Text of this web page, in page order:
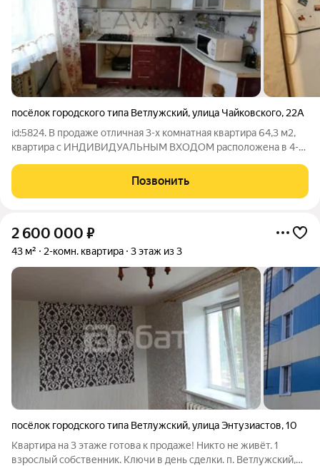
посёлок городского типа Ветлужский,улица Чайковского, 22А
id:5824. В продаже отличная 3-х комнатная квартира 64,3 м2,
квартира с ИНДИВИДУАЛЬНЫМ ВХОДОМ расположена в 4-х
Чайковского, д. 22а Ремонт: - окна ПВХ; - напольное покрытие -
линолиум; - санузел
Позвонить
2 600 000 ₽
43 м² 2-комн. квартира 3 этаж из 3
посёлок городского типа Ветлужский,улица Энтузиастов,10
Квартира на 3 этаже готова к продаже! Никто не живёт. 1
взрослый собственник. Ключи в день сделки. п. Ветлужский,